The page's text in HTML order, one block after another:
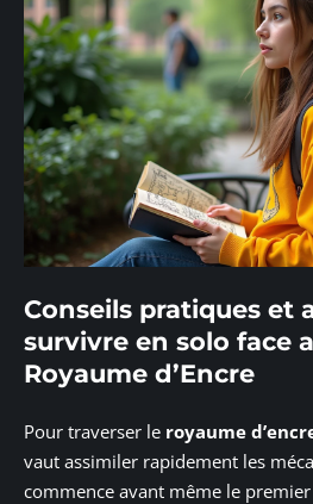
Conseils pratiques et
survivre en solo face
Royaume d’Encre
Pour traverser le royaume
vaut assimiler rapidement les
commence avant même le